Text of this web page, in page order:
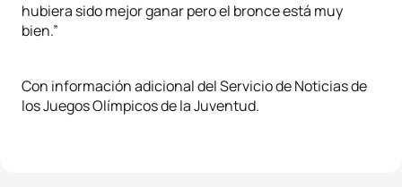
hubiera sido mejor ganar pero el bronce está muy
bien.”
Con información adicional del Servicio de Noticias de
los Juegos Olímpicos de la Juventud.